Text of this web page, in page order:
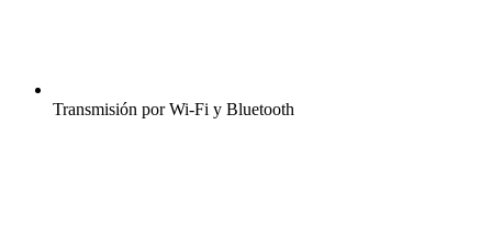
Transmisión por Wi-Fi y Bluetooth